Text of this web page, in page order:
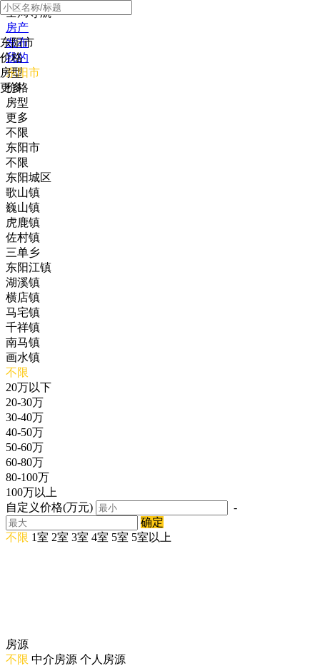
全局导航
房产
发布
我的
东阳市
价格
房型
更多
东阳市
价格
房型
更多
不限
东阳市
不限
东阳城区
歌山镇
巍山镇
虎鹿镇
佐村镇
三单乡
东阳江镇
湖溪镇
横店镇
马宅镇
千祥镇
南马镇
画水镇
不限
20万以下
20-30万
30-40万
40-50万
50-60万
60-80万
80-100万
100万以上
自定义价格(万元)
-
确定
不限 1室 2室 3室 4室 5室 5室以上
房源
不限 中介房源 个人房源